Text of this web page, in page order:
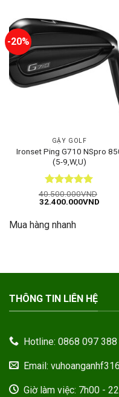
-20%
GẬY GOLF
Ironset Ping G710 NSpro
(5-9,W,U)
Được xếp
hạng55
40.500.000VND
Giá
40.500.000VND.
32.400.000VNDGiá
Mua hàng nhanh
THÔNG TIN LIÊN HỆ
Hotline: 0868 097 388
Email:
Giờ làm việc: 7h00 -